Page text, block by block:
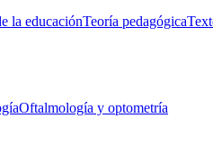
la educaciónTeoría pedagógica
Oftalmología y optometría